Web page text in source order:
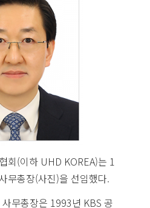
회(이하 UHD KOREA)는 1
무총장(사진)을 선임했다.
무총장은 1993년 KBS 공